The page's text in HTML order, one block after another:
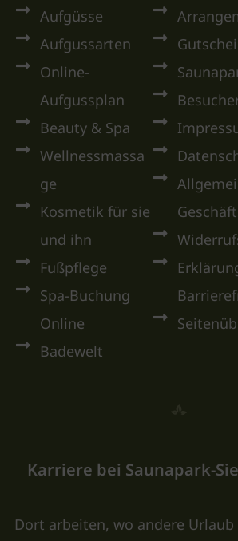
Aufgüsse
Aufgussarten
Online-
Aufgussplan
Beauty & Spa
Wellnessmassa
ge
Kosmetik für sie
und ihn
Fußpflege
Spa-Buchung
Online
Badewelt
Karriere bei Saunapark-
Dort arbeiten, wo andere Urlaub